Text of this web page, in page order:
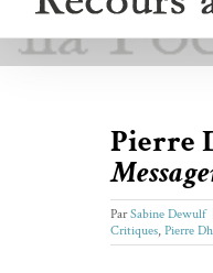
Pierre
ParSabine Dewulf
Critiques, Pierre